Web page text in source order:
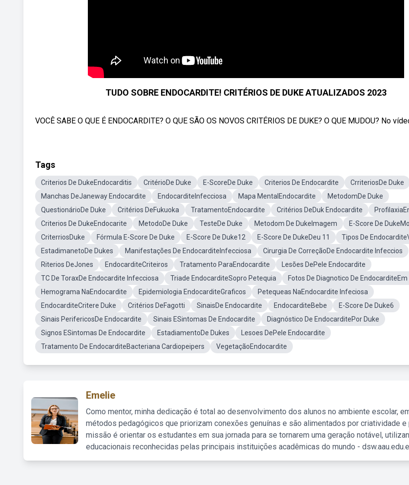
TUDO SOBRE ENDOCARDITE! CRITÉRIOS DE DUKE ATUALIZADOS 2023
VOCÊ SABE O QUE É ENDOCARDITE? O QUE SÃO OS NOVOS CRITÉRIOS DE DUKE? O QUE MUDOU? No
Tags
Criterios De DukeEndocarditis CritérioDe Duke E-ScoreDe Duke Criterios De Endocardite
CrriteriosDe Duke
Manchas DeJaneway Endocardite
EndocarditeInfecciosa Mapa MentalEndocardite
MetodomDe Duke
QuestionárioDe Duke
Critérios DeFukuoka TratamentoEndocardite Critérios DeDuk Endocardite
Criterios De DukeEndocarite
MetodoDe Duke TesteDe Duke Metodom De DukeImagem
E-Score De
CriterriosDuke
Fórmula E-Score De Duke E-Score De Duke12 E-Score De DukeDeu 11
Tipos De
EstadimanetoDe Dukes
Manifestações De EndocarditeInfecciosa
Cirurgia De CorreçãoDe Endocardite Infeccios
Riterios DeJones
EndocarditeCriteiros Tratamento ParaEndocardite
Lesões DePele Endocardite
TC De ToraxDe Endocardite Infecciosa
Triade EndocarditeSopro Petequia
Fotos De Diagnotico De EndocarditeEm
Hemograma NaEndocardite
Epidemiologia EndocarditeGraficos
Petequeas NaEndocardite Infeciosa
EndocarditeCritere Duke
Critérios DeFagotti SinaisDe Endocardite EndocarditeBebe
E-Score De Duke6
Sinais PerifericosDe Endocardite
Sinais ESintomas De Endocardite
Diagnóstico De EndocarditePor Duke
Signos ESintomas De Endocardite
EstadiamentoDe Dukes
Lesoes DePele Endocardite
Tratamento De EndocarditeBacteriana Cardiopeipers
VegetaçãoEndocardite
Emelie
Como mentor, minha dedicação é total ao desenvolvimento dos alunos no ambiente escolar,
métodos pedagógicos que priorizam conexões genuínas e são alimentados por criatividade e
missão é orientar os estudantes em sua jornada para se tornarem uma geração notável,
educacionais reconhecidas pelas principais instituições acadêmicas do mundo -